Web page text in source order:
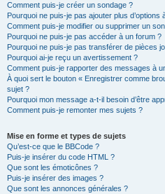
Comment puis-je créer un sondage ?
Pourquoi ne puis-je pas ajouter plus d’options
Comment puis-je modifier ou supprimer un
Pourquoi ne puis-je pas accéder à un forum ?
Pourquoi ne puis-je pas transférer de pièces
Pourquoi ai-je reçu un avertissement ?
Comment puis-je rapporter des messages à
À quoi sert le bouton « Enregistrer comme
sujet ?
Pourquoi mon message a-t-il besoin d’être
Comment puis-je remonter mes sujets ?
Mise en forme et types de sujets
Qu’est-ce que le BBCode ?
Puis-je insérer du code HTML ?
Que sont les émoticônes ?
Puis-je insérer des images ?
Que sont les annonces générales ?